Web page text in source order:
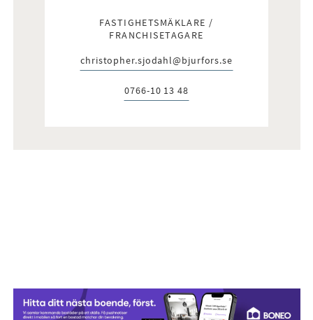
FASTIGHETSMÄKLARE /
FRANCHISETAGARE
E-post:
christopher.sjodahl@bjurfors.se
Telefon:
0766-10 13 48